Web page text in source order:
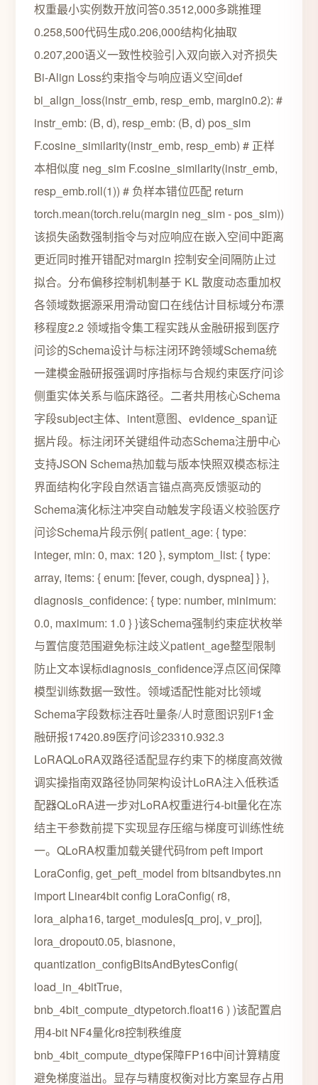
权重最小实例数开放问答0.3512,000多跳推理
0.258,500代码生成0.206,000结构化抽取
0.207,200语义一致性校验引入双向嵌入对齐损失
Bi-Align Loss约束指令与响应语义空间def
bi_align_loss(instr_emb, resp_emb, margin0.2): #
instr_emb: (B, d), resp_emb: (B, d) pos_sim
F.cosine_similarity(instr_emb, resp_emb) # 正样
本相似度 neg_sim F.cosine_similarity(instr_emb,
resp_emb.roll(1)) # 负样本错位匹配 return
torch.mean(torch.relu(margin neg_sim - pos_sim))
该损失函数强制指令与对应响应在嵌入空间中距离
更近同时推开错配对margin 控制安全间隔防止过
拟合。分布偏移控制机制基于 KL 散度动态重加权
各领域数据源采用滑动窗口在线估计目标域分布漂
移程度2.2 领域指令集工程实践从金融研报到医疗
问诊的Schema设计与标注闭环跨领域Schema统
一建模金融研报强调时序指标与合规约束医疗问诊
侧重实体关系与临床路径。二者共用核心Schema
字段subject主体、intent意图、evidence_span证
据片段。标注闭环关键组件动态Schema注册中心
支持JSON Schema热加载与版本快照双模态标注
界面结构化字段自然语言锚点高亮反馈驱动的
Schema演化标注冲突自动触发字段语义校验医疗
问诊Schema片段示例{ patient_age: { type:
integer, min: 0, max: 120 }, symptom_list: { type:
array, items: { enum: [fever, cough, dyspnea] } },
diagnosis_confidence: { type: number, minimum:
0.0, maximum: 1.0 } }该Schema强制约束症状枚举
与置信度范围避免标注歧义patient_age整型限制
防止文本误标diagnosis_confidence浮点区间保障
模型训练数据一致性。领域适配性能对比领域
Schema字段数标注吞吐量条/人时意图识别F1金
融研报17420.89医疗问诊23310.932.3
LoRAQLoRA双路径适配显存约束下的梯度高效微
调实操指南双路径协同架构设计LoRA注入低秩适
配器QLoRA进一步对LoRA权重进行4-bit量化在冻
结主干参数前提下实现显存压缩与梯度可训练性统
一。QLoRA权重加载关键代码from peft import
LoraConfig, get_peft_model from bitsandbytes.nn
import Linear4bit config LoraConfig( r8,
lora_alpha16, target_modules[q_proj, v_proj],
lora_dropout0.05, biasnone,
quantization_configBitsAndBytesConfig(
load_in_4bitTrue,
bnb_4bit_compute_dtypetorch.float16 ) )该配置启
用4-bit NF4量化r8控制秩维度
bnb_4bit_compute_dtype保障FP16中间计算精度
避免梯度溢出。显存与精度权衡对比方案显存占用